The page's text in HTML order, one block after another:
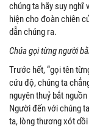
chúng ta hãy suy nghĩ
hiện cho đoàn chiên
dẫn chúng ra.
Chúa gọi từng người
Trước hết, “gọi tên
cứu độ, chúng ta
nguyên thuỷ bắt
Người đến với chúng
ta, lòng thương xót